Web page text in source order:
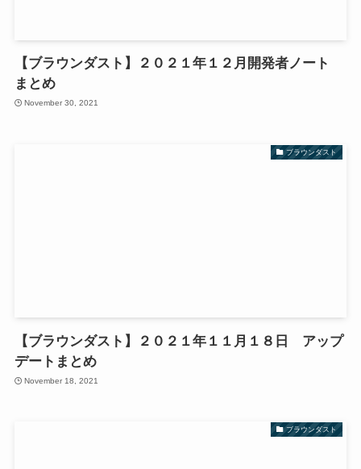
【ブラウンダスト】２０２１年１２月開発者ノート
まとめ
November 30, 2021
ブラウンダスト
【ブラウンダスト】２０２１年１１月１８日 アップ
デートまとめ
November 18, 2021
ブラウンダスト